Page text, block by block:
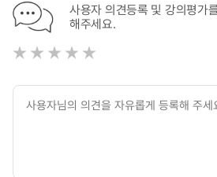
사용자 의견등록 및 강의평가
해주세요.